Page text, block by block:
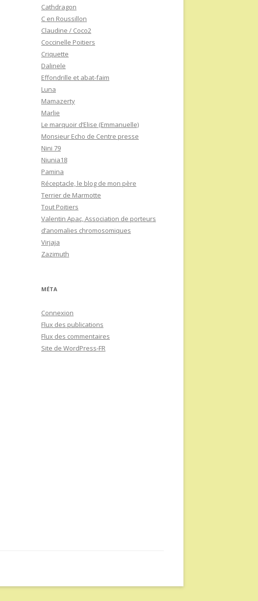
Cathdragon
C en Roussillon
Claudine / Coco2
Coccinelle Poitiers
Criquette
Dalinele
Effondrille et abat-faim
Luna
Mamazerty
Marlie
Le marquoir d’Elise (Emmanuelle)
Monsieur Echo de Centre presse
Nini 79
Niunia18
Pamina
Réceptacle, le blog de mon père
Terrier de Marmotte
Tout Poitiers
Valentin Apac, Association de porteurs
d’anomalies chromosomiques
Virjaja
Zazimuth
MÉTA
Connexion
Flux des publications
Flux des commentaires
Site de WordPress-FR